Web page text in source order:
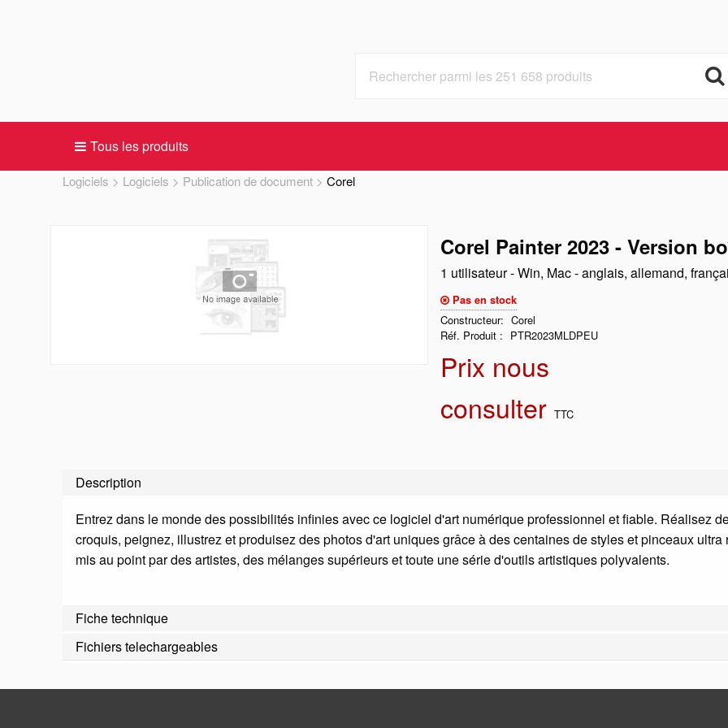
Tous les produits
Logiciels Logiciels Publication de document Corel
Corel Painter 2023 - Version
1 utilisateur - Win, Mac - anglais, allemand,
Pas en stock
Constructeur
Corel
Réf. Produit
PTR2023MLDPEU
Prix nous
consulter TTC
Description
Entrez dans le monde des possibilités infinies avec ce logiciel d'art numérique professionnel et fiable. Réalisez
croquis, peignez, illustrez et produisez des photos d'art uniques grâce à des centaines de styles et pinceaux ultra
mis au point par des artistes, des mélanges supérieurs et toute une série d'outils artistiques polyvalents.
Fiche technique
Fichiers telechargeables